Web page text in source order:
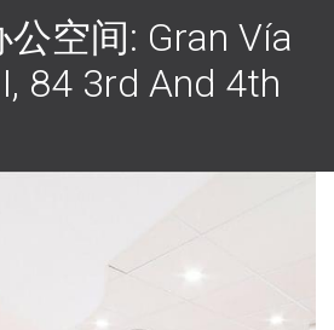
空间: Gran Vía
84 3rd And 4th